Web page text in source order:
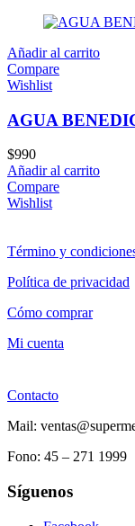
Añadir al carrito
Compare
Wishlist
AGUA
$990
Añadir al carrito
Compare
Wishlist
Término y
Política de privacidad
Cómo comprar
Mi cuenta
Contacto
Mail:
Fono: 45 – 271 1999
Síguenos